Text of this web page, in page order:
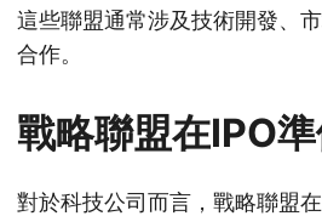
這些聯盟通常涉及技術開發、
合作。
戰略聯盟在IPO
對於科技公司而言，戰略聯盟